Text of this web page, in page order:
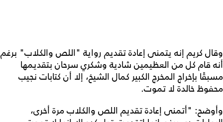
وقال كريم إنه يتمنى إعادة تقديم رواية "اللص والكلاب" برغم
أنه قام كل من العظيمين شادية وشكري سرحان بتقديمها
مسبقًا بإخراج المخرج الكبير كمال الشيخ، إلا أن كتابات نجيب
محفوظ خالدة لا تموت.
وأوضح: "أتمنى إعادة تقديم اللص والكلاب مرة أخرى،